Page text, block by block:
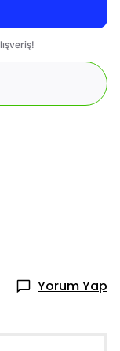
Yorum Yap